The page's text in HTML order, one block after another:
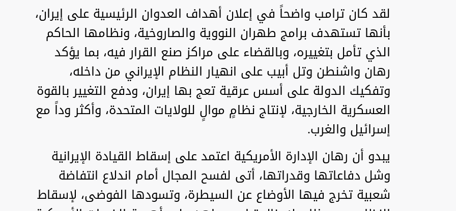
لقد كان ترامب واضحاً في إعلان أهداف العدوان الرئيسية على إيران،
بأنها تستهدف برامج طهران النووية والصاروخية، ونظامها الحاكم
الذي تأمل بتغييره، وبالقضاء على مراكز صنع القرار فيه، بما يؤكد
رهان واشنطن وتل أبيب على انهيار النظام الإيراني من داخله،
وتفكيك الدولة على أسس عرقية تعج بها إيران، ودفع التغيير بالقوة
العسكرية الخارجية، لإنتاج نظامٍ موالٍ للولايات المتحدة، وأكثر وداً مع
إسرائيل والغرب.
يبدو أن رهان الإدارة الأمريكية اعتمد على إسقاط القيادة الإيرانية
وشل دفاعاتها وقدراتها، أتى لفسح المجال أمام اندلاع انتفاضة
شعبية تخرج فيها الأوضاع عن السيطرة، وتسودها الفوضى، لإسقاط